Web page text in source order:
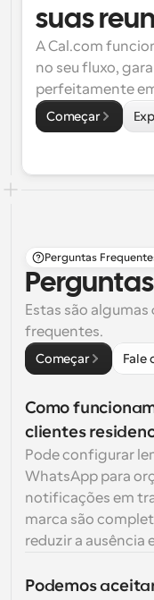
suas
A Cal.com
no seu fluxo,
perfeitamente
Começar
Perguntas
Estas são
frequentes.
Começar Fale
Como
clientes
Pode configurar
WhatsApp para
notificações em
marca são
reduzir a ausência
Podemos